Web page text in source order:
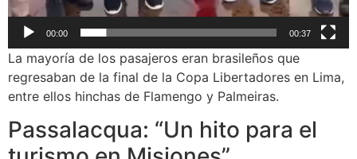
00:00 00:37
La mayoría de los pasajeros eran brasileños que
regresaban de la final de la Copa Libertadores en Lima,
entre ellos hinchas de Flamengo y Palmeiras.
Passalacqua: “Un hito para el